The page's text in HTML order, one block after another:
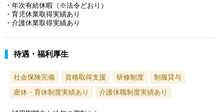
・年次有給休暇（※法令どおり）
・育児休業取得実績あり
・介護休業取得実績あり
待遇・福利厚生
社会保険完備 資格取得支援 研修制度
制服貸与
産休・育休制度実績あり
介護休職制度実績あり